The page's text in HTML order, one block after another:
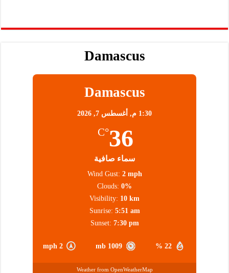
Damascus
Damascus
1:30 م, أغسطس 7, 2026
36
°C
سماء صافية
22 %
1009 mb
2 mph
Wind Gust: 2 mph
Clouds: 0%
Visibility: 10 km
Sunrise: 5:51 am
Sunset: 7:30 pm
Weather from OpenWeatherMap